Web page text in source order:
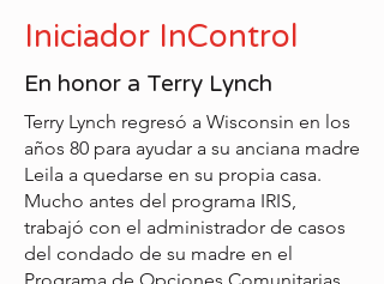
Iniciador InControl
En honor a Terry Lynch
Terry Lynch regresó a Wisconsin en los
años 80 para ayudar a su anciana madre
Leila a quedarse en su propia casa.
Mucho antes del programa IRIS,
trabajó con el administrador de casos
del condado de su madre en el